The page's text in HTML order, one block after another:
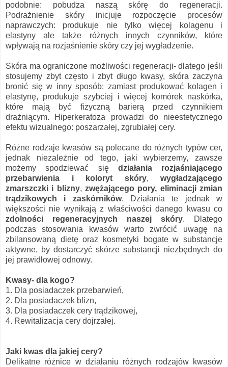
podobnie: pobudza naszą skórę do regeneracji.
Podrażnienie skóry inicjuje rozpoczęcie procesów
naprawczych: produkuje nie tylko więcej kolagenu i
elastyny ale także różnych innych czynników, które
wpływają na rozjaśnienie skóry czy jej wygładzenie.
Skóra ma ograniczone możliwości regeneracji- dlatego jeśli
stosujemy zbyt często i zbyt długo kwasy, skóra zaczyna
bronić się w inny sposób: zamiast produkować kolagen i
elastynę, produkuje szybciej i więcej komórek naskórka,
które mają być fizyczną barierą przed czynnikiem
drażniącym. Hiperkeratoza prowadzi do nieestetycznego
efektu wizualnego: poszarzałej, zgrubiałej cery.
Różne rodzaje kwasów są polecane do różnych typów cer,
jednak niezależnie od tego, jaki wybierzemy, zawsze
możemy spodziewać się działania rozjaśniającego
przebarwienia i koloryt skóry, wygładzającego
zmarszczki i blizny,zwężającego pory, eliminacji zmian
trądzikowych i zaskórników. Działania te jednak w
większości nie wynikają z właściwości danego kwasu co
zdolności regeneracyjnych naszej skóry. Dlatego
podczas stosowania kwasów warto zwrócić uwagę na
zbilansowaną dietę oraz kosmetyki bogate w substancje
aktywne, by dostarczyć skórze substancji niezbędnych do
jej prawidłowej odnowy.
Kwasy- dla kogo?
1. Dla posiadaczek przebarwień,
2. Dla posiadaczek blizn,
3. Dla posiadaczek cery trądzikowej,
4. Rewitalizacja cery dojrzałej.
Jaki kwas dla jakiej cery?
Delikatne różnice w działaniu różnych rodzajów kwasów